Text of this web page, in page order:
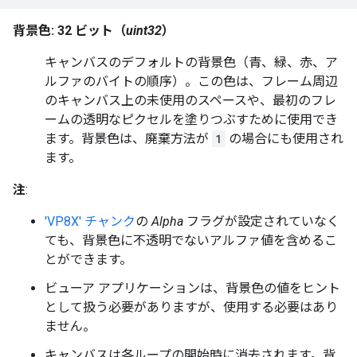
背景色: 32 ビット（uint32）
キャンバスのデフォルトの背景色（青、緑、赤、ア
ルファのバイトの順序）。この色は、フレーム周辺
のキャンバス上の未使用のスペースや、最初のフレ
ームの透明なピクセルを塗りつぶすために使用でき
ます。背景色は、廃棄方法が 1
の場合にも使用され
ます。
注:
'VP8X' チャンクのAlpha フラグが設定されていなく
ても、背景色に不透明でないアルファ値を含めるこ
とができます。
ビューア アプリケーションは、背景色の値をヒント
として扱う必要がありますが、使用する必要はあり
ません。